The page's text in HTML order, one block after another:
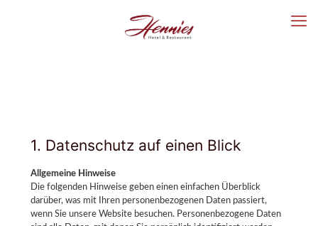
1. Datenschutz auf einen Blick
Allgemeine Hinweise
Die folgenden Hinweise geben einen einfachen Überblick
darüber, was mit Ihren personenbezogenen Daten passiert,
wenn Sie unsere Website besuchen. Personenbezogene Daten